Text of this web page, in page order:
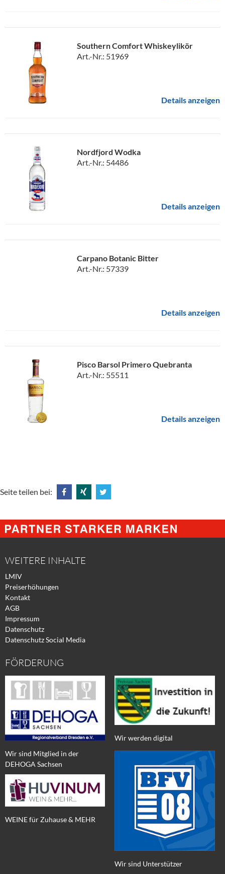
Southern Comfort Whiskeylikör
Art.-Nr.: 51969
Details anzeigen
Nordfjord Wodka
Art.-Nr.: 54486
Details anzeigen
Carpano Botanic Bitter
Art.-Nr.: 57339
Details anzeigen
Pisco Barsol Primero Quebranta
Art.-Nr.: 55511
Details anzeigen
Seite teilen bei:
@
Facebook
@
Xing
@
Twitter
WEITERE INHALTE
LMIV
Preiserhöhungen
Kontakt
AGB
Impressum
Datenschutz
Datenschutz Social Media
FÖRDERUNG
Wir sind Mitglied in der
DEHOGA Sachsen
WEINE für Zuhause & MEHR
Wir werden digital
Wir sind Unterstützer